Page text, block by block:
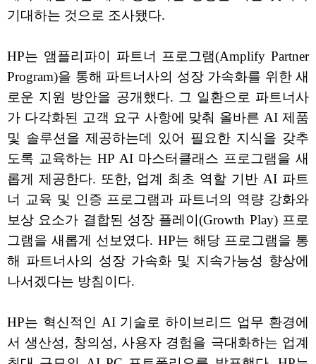
기대하는 것으로 조사됐다.
HP는 앰플리파이 파트너 프로그램(Amplify Partner
Program)을 통해 파트너사의 성장 가속화를 위한 새
로운 지원 방안을 공개했다. 그 일환으로 파트너사
가 다각화된 고객 요구 사항에 맞춰 올바른 AI 제품
및 솔루션을 제공하는데 있어 필요한 지식을 갖추
도록 교육하는 HP AI 마스터클래스 프로그램을 새
롭게 제공한다. 또한, 업계 최초 역할 기반 AI 파트
너 교육 및 인증 프로그램과 파트너의 역량 강화와
보상 요소가 결합된 성장 플레이(Growth Play) 프로
그램을 새롭게 선보였다. HP는 해당 프로그램을 통
해 파트너사의 성장 가속화 및 지속가능성 향상에
나서겠다는 방침이다.
HP는 혁신적인 AI 기술로 하이브리드 업무 환경에
서 생산성, 창의성, 사용자 경험을 극대화하는 업계